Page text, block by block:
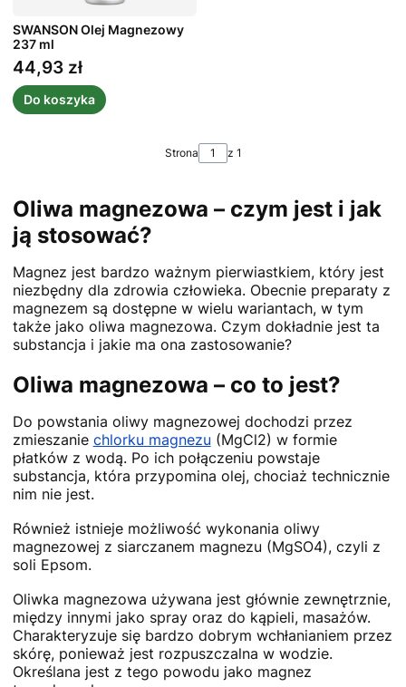
SWANSON Olej Magnezowy
237 ml
Cena
44,93 zł
Do koszyka
Strona z 1
Oliwa magnezowa – czym jest i jak
ją stosować?
Magnez jest bardzo ważnym pierwiastkiem, który jest
niezbędny dla zdrowia człowieka. Obecnie preparaty z
magnezem są dostępne w wielu wariantach, w tym
także jako oliwa magnezowa. Czym dokładnie jest ta
substancja i jakie ma ona zastosowanie?
Oliwa magnezowa – co to jest?
Do powstania oliwy magnezowej dochodzi przez
zmieszanie chlorku magnezu (MgCl2) w formie
płatków z wodą. Po ich połączeniu powstaje
substancja, która przypomina olej, chociaż technicznie
nim nie jest.
Również istnieje możliwość wykonania oliwy
magnezowej z siarczanem magnezu (MgSO4), czyli z
soli Epsom.
Oliwka magnezowa używana jest głównie zewnętrznie,
między innymi jako spray oraz do kąpieli, masażów.
Charakteryzuje się bardzo dobrym wchłanianiem przez
skórę, ponieważ jest rozpuszczalna w wodzie.
Określana jest z tego powodu jako magnez